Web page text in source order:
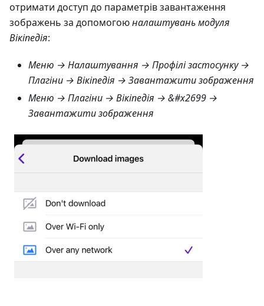
отримати доступ до параметрів завантаження
зображень за допомогоюналаштувань модуля
Вікіпедія:
Меню → Налаштування → Профілі застосунку →
Плагіни → Вікіпедія → Завантажити зображення
Меню → Плагіни → Вікіпедія → &#x2699 →
Завантажити зображення